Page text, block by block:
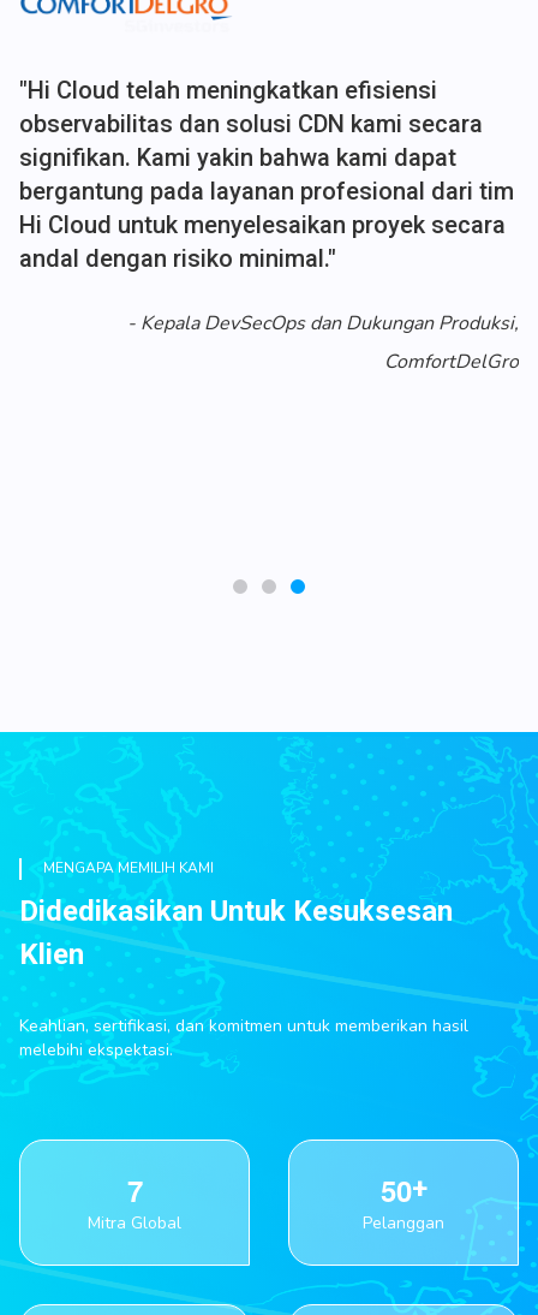
luar biasa dari Hi Cloud!
- VP, Department Head
MENGAPA MEMILIH KAMI
Didedikasikan Untuk Kesuksesan
Klien
Keahlian, sertifikasi, dan komitmen untuk memberikan hasil
melebihi ekspektasi.
7
Mitra Global
50
Pelanggan